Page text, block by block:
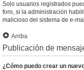
Solo usuarios registrados
foro, si la administración
malicioso del sistema de e-
Arriba
Publicación de
¿Cómo puedo crear un